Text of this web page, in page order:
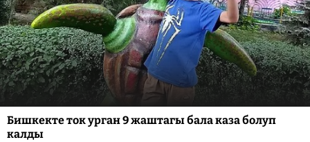
Бишкекте ток урган 9 жаштагы бала каза болуп
калды